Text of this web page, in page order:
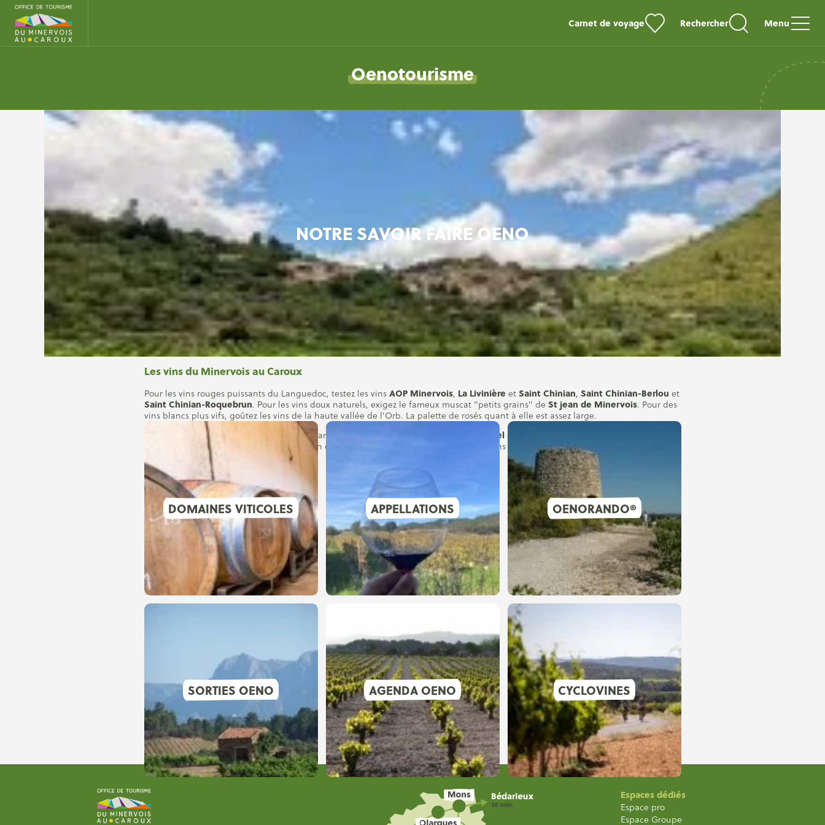
Carnet de voyage Rechercher Menu
Oenotourisme
NOTRE SAVOIR FAIRE OENO
Les vins du Minervois au Caroux
Pour les vins rouges puissants du Languedoc, testez les vins AOP Minervois, La Livinière et Saint Chinian, Saint Chinian-Berlou et
Saint Chinian-Roquebrun. Pour les vins doux naturels, exigez le fameux muscat "petits grains" de St jean de Minervois. Pour des
vins blancs plus vifs, goûtez les vins de la haute vallée de l’Orb. La palette de rosés quant à elle est assez large.
L’ensemble du territoire du Minervois au Caroux en Haut-Languedoc bénéficie du
Label national Vignobles & Découverte «
Minervois, Saint- Chinian, Faugères »
afin de mettre en valeur les vins, les appellations et l’offre oenotouristique des terroirs.
DOMAINES VITICOLES APPELLATIONS OENORANDO®
SORTIES OENO AGENDA OENO CYCLOVINES
Espaces dédiés
Espace pro
Espace Groupe